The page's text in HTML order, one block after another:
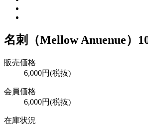
名刺（Mellow Anuenue）
販売価格
6,000円(税抜)
会員価格
6,000円(税抜)
在庫状況